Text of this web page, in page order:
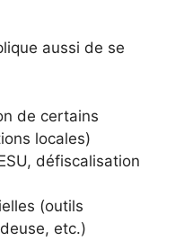
aussi de se
de certains
locales)
défiscalisation
(outils
etc.)